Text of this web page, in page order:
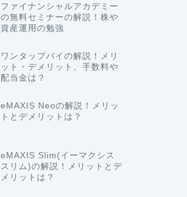
ファイナンシャルアカデミー
の無料セミナーの解説！株や
資産運用の勉強
ワンタップバイの解説！メリ
ット・デメリット、手数料や
配当金は？
eMAXIS Neoの解説！メリッ
トとデメリットは？
eMAXIS Slim(イーマクシス
スリム)の解説！メリットとデ
メリットは？